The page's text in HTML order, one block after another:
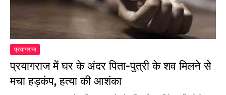
प्रयागराज
प्रयागराज में घर के अंदर पिता-पुत्री के शव मिलने से
मचा हड़कंप, हत्या की आशंका